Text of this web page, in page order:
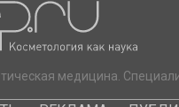
медицина.